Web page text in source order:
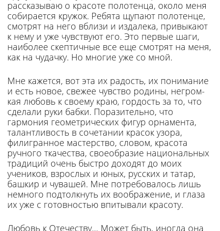
рассказываю о красоте полотен­ца, около меня
собирается кружок. Ребята щупают полотенце,
смотрят на него вблизи и издале­ка, привыкают
к нему и уже чувствуют его. Это первые шаги,
наиболее скептичные все еще смотрят на меня,
как на чудачку. Но многие уже со мной.
Мне кажется, вот эта их ра­дость, их понимание
и есть новое, свежее чувство родины, негром­
кая любовь к своему краю, гор­дость за то, что
сделали руки бабки. Поразительно, что
гармония геометрических фигур орна­мента,
талантливость в сочетании красок узора,
филигранное ма­стерство, словом, красота
ручного ткачества, своеобразие нацио­нальных
традиций очень быстро доходят до моих
учеников, взрос­лых и юных, русских и татар,
башкир и чувашей. Мне потре­бовалось лишь
немного подтолк­нуть их воображение, и глаза
их уже с готовностью впитывали красоту.
Любовь к Отечеству… Может быть, иногда она